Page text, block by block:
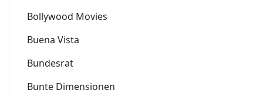
Bollywood Movies
Buena Vista
Bundesrat
Bunte Dimensionen